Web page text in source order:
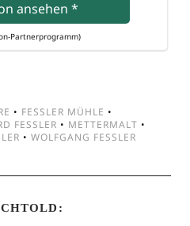
anse­hen*
Partnerprogramm)
• FESSLER MÜHLE •
FESSLER • METTERMALT •
• WOLFGANG FESSLER